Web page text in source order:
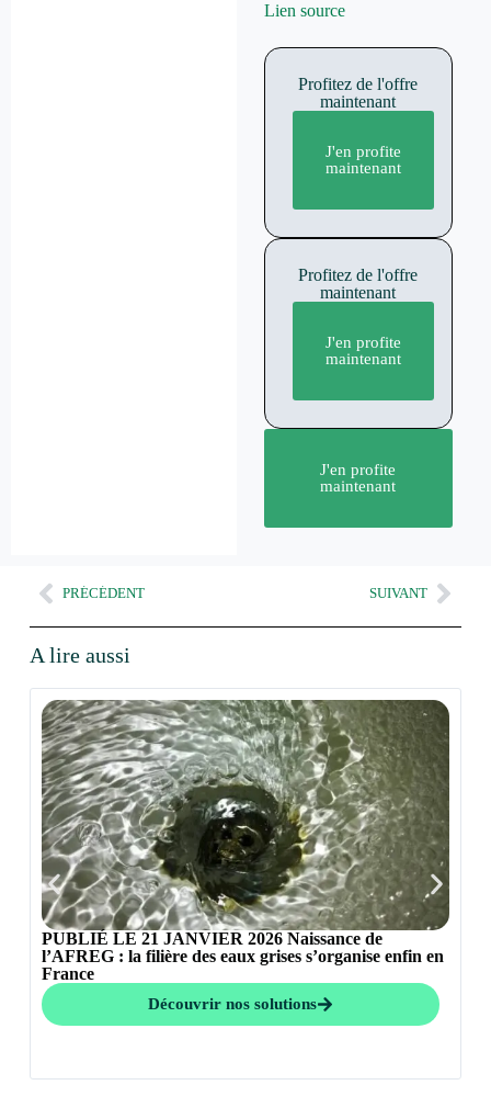
Lien source
Profitez de l'offre
maintenant
J'en profite
maintenant
Profitez de l'offre
maintenant
J'en profite
maintenant
J'en profite
maintenant
PRÉCÉDENT SUIVANT
A lire aussi
PUBLIÉ LE 21 JANVIER 2026 Naissance de
l’AFREG : la filière des eaux grises s’organise enfin en
France
Découvrir nos solutions